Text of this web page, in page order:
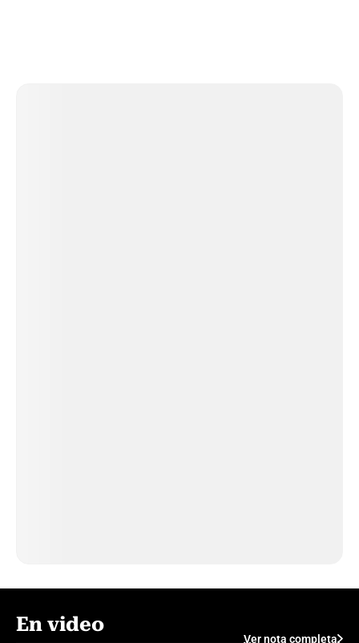
En video
Ver nota completa